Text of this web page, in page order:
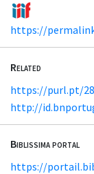
https://
Related
https://purl.pt/
http://
Biblissima portal
https://